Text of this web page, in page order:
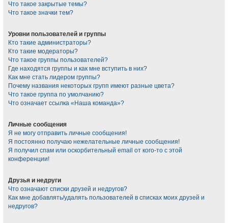
Что такое закрытые темы?
Что такое значки тем?
Уровни пользователей и группы
Кто такие администраторы?
Кто такие модераторы?
Что такое группы пользователей?
Где находятся группы и как мне вступить в них?
Как мне стать лидером группы?
Почему названия некоторых групп имеют разные цвета?
Что такое группа по умолчанию?
Что означает ссылка «Наша команда»?
Личные сообщения
Я не могу отправить личные сообщения!
Я постоянно получаю нежелательные личные сообщения!
Я получил спам или оскорбительный email от кого-то с этой
конференции!
Друзья и недруги
Что означают списки друзей и недругов?
Как мне добавлять/удалять пользователей в списках моих друзей и
недругов?